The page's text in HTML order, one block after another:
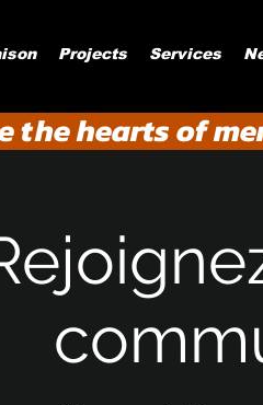
Projects Services
hearts of